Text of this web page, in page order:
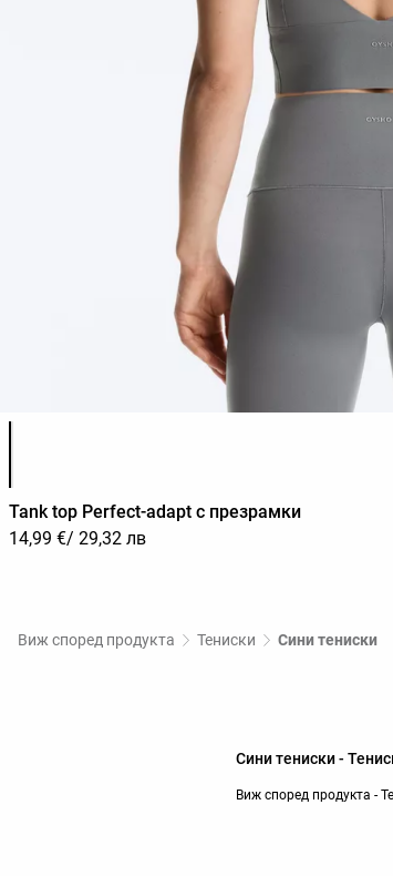
Списък с цветове на продукта
Tank top Perfect-adapt с презрамки
14,99 €/ 29,32 лв
Виж според продукта Тениски Сини тениски
Сини тениски -
Виж според продукта -